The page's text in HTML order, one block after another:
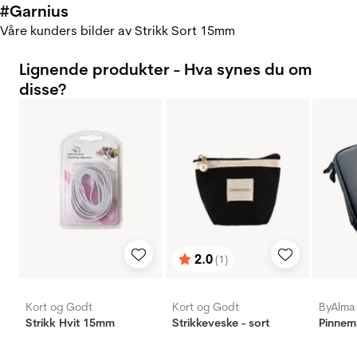
#Garnius
Våre kunders bilder av Strikk Sort 15mm
Lignende produkter - Hva synes du om
disse?
Kort og Godt
Strikk Hvit 15mm
Karakter:
2.0(1)
av 5 mulige
Kort og Godt
Strikkeveske - sort
ByAlma